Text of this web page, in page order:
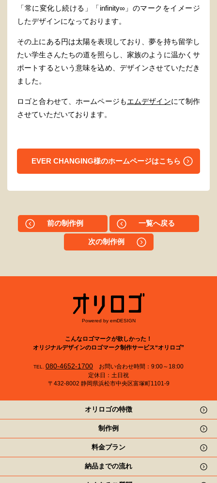
「常に変化し続ける」「infinity∞」のマークをイメージ
したデザインになっております。
その上にある円は太陽を表現しており、夢を持ち留学し
たい学生さんたちの道を照らし、家族のように温かくサ
ポートするという意味を込め、デザインさせていただき
ました。
ロゴと合わせて、ホームページもエムデザインにて制作
させていただいております。
EVER CHANGING様のホームページはこちら
前の制作例 一覧へ戻る
次の制作例
Powered by emDESIGN
こんなロゴマークが欲しかった！
オリジナルデザインのロゴマーク制作サービス“オリロゴ”
TEL. 080-4652-1700 お問い合わせ時間：9:00～18:00
定休日：土日祝
〒432-8002 静岡県浜松市中央区富塚町1101-9
オリロゴの特徴
制作例
料金プラン
納品までの流れ